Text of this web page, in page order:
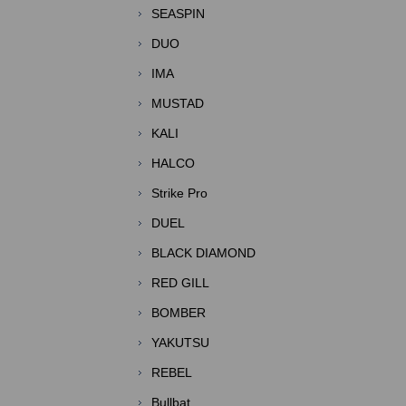
SEASPIN
DUO
IMA
MUSTAD
KALI
HALCO
Strike Pro
DUEL
BLACK DIAMOND
RED GILL
BOMBER
YAKUTSU
REBEL
Bullbat